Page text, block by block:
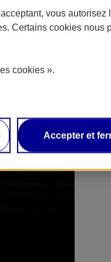
vous autorisez
Certains cookies nous
cookies ».
Accepter et